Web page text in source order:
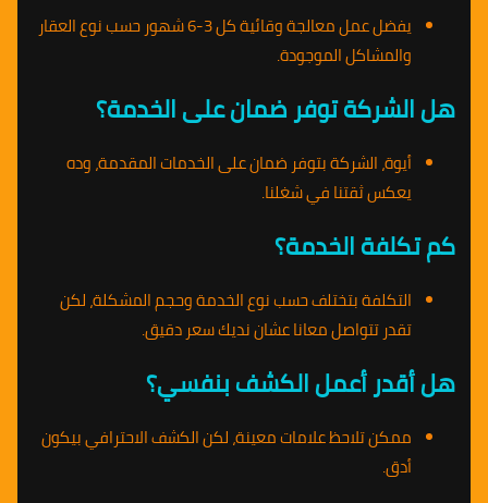
يفضل عمل معالجة وقائية كل 3-6 شهور حسب نوع العقار
والمشاكل الموجودة.
هل الشركة توفر ضمان على الخدمة؟
أيوة، الشركة بتوفر ضمان على الخدمات المقدمة، وده
يعكس ثقتنا في شغلنا.
كم تكلفة الخدمة؟
التكلفة بتختلف حسب نوع الخدمة وحجم المشكلة، لكن
تقدر تتواصل معانا عشان نديك سعر دقيق.
هل أقدر أعمل الكشف بنفسي؟
ممكن تلاحظ علامات معينة، لكن الكشف الاحترافي بيكون
أدق.